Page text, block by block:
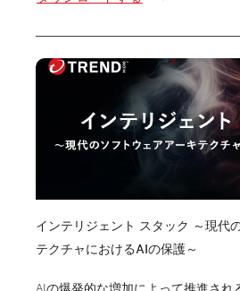
インテリジェント スタック ～現代
テクチャにおけるAIの保護～